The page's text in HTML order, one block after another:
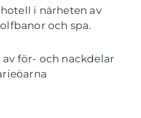
i närheten av
och spa.
för- och nackdelar